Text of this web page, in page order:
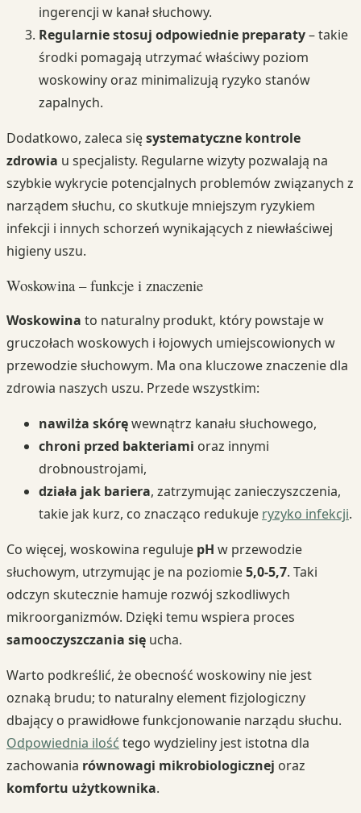
ingerencji w kanał słuchowy.
Regularnie stosuj odpowiednie preparaty– takie
środki pomagają utrzymać właściwy poziom
woskowiny oraz minimalizują ryzyko stanów
zapalnych.
Dodatkowo, zaleca sięsystematyczne kontrole
zdrowia u specjalisty. Regularne wizyty pozwalają na
szybkie wykrycie potencjalnych problemów związanych z
narządem słuchu, co skutkuje mniejszym ryzykiem
infekcji i innych schorzeń wynikających z niewłaściwej
higieny uszu.
Woskowina – funkcje i znaczenie
Woskowina to naturalny produkt, który powstaje w
gruczołach woskowych i łojowych umiejscowionych w
przewodzie słuchowym. Ma ona kluczowe znaczenie dla
zdrowia naszych uszu. Przede wszystkim:
nawilża skóręwewnątrz kanału słuchowego,
chroni przed bakteriami oraz innymi
drobnoustrojami,
działa jak bariera, zatrzymując zanieczyszczenia,
takie jak kurz, co znacząco redukuje ryzyko infekcji.
Co więcej, woskowina reguluje pH w przewodzie
słuchowym, utrzymując je na poziomie5,0-5,7. Taki
odczyn skutecznie hamuje rozwój szkodliwych
mikroorganizmów. Dzięki temu wspiera proces
samooczyszczania się ucha.
Warto podkreślić, że obecność woskowiny nie jest
oznaką brudu; to naturalny element fizjologiczny
dbający o prawidłowe funkcjonowanie narządu słuchu.
Odpowiednia ilość tego wydzieliny jest istotna dla
zachowania równowagi mikrobiologicznej oraz
komfortu użytkownika.